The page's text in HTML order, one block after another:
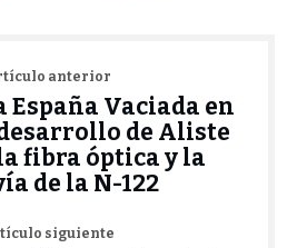
anterior
España Vaciada en
de Aliste
fibra óptica y la
de la N-122
siguiente